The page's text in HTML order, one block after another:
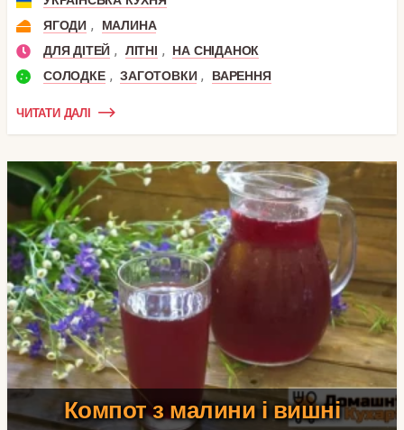
ЯГОДИ ,
МАЛИНА
ДЛЯ ДІТЕЙ , ЛІТНІ ,
НА СНІДАНОК
СОЛОДКЕ , ЗАГОТОВКИ , ВАРЕННЯ
ЧИТАТИ ДАЛІ
Компот з малини і вишні